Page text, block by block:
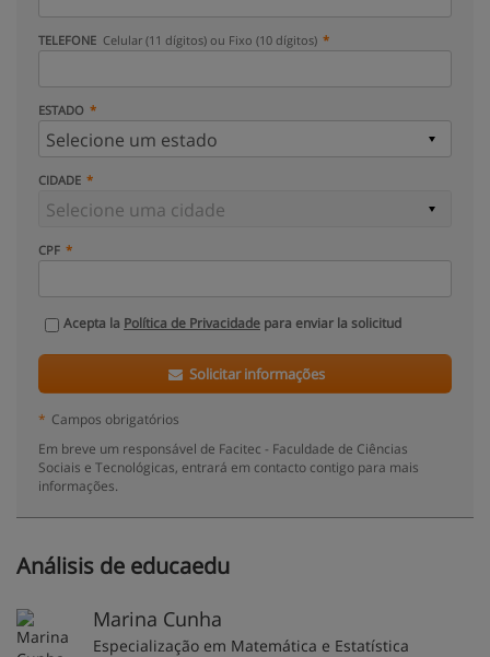
TELEFONE Celular (11 dígitos) ou Fixo (10 dígitos)
ESTADO
CIDADE
CPF
Acepta la Política de Privacidade para enviar la solicitud
Solicitar informações
* Campos obrigatórios
Em breve um responsável de Facitec - Faculdade de Ciências
Sociais e Tecnológicas, entrará em contacto contigo para mais
informações.
Análisis de educaedu
Marina Cunha
Especialização em Matemática e Estatística